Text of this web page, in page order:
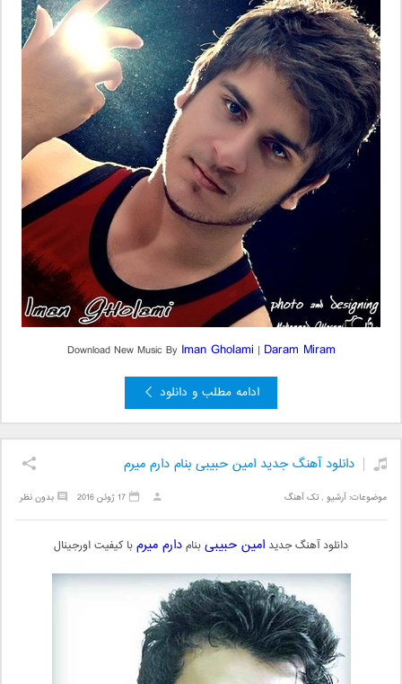
Download New Music By Iman Gholami | Daram Miram
ادامه مطلب و دانلود
دانلود آهنگ جدید امین حبیبی بنام دارم میرم
موضوعات:آرشیو ,تک آهنگ بدون نظر 17 ژوئن 2016
دانلود آهنگ جدید امین حبیبیبنامدارم میرمبا کیفیت اورجینال